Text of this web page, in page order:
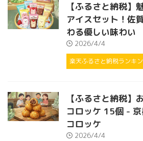
【ふるさと納税】
アイスセット！佐
わる優しい味わい
2026/4/4
楽天ふるさと納税ランキ
【ふるさと納税】
コロッケ 15個 -
コロッケ
2026/4/4